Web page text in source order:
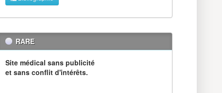
RARE
Site médical sans publicité
et sans conflit d'intérêts.